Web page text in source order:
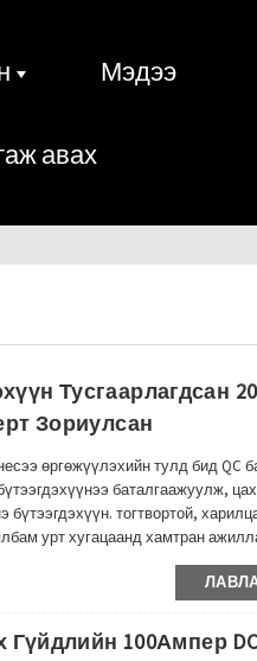
Мэдээ
авах
Тусгаарлагдсан
Зориулсан
өргөжүүлэхийн тулд бид QC
баталгаажуулж,
бүтээгдэхүүн. тогтвортой,
урт хугацаанд хамтран
ийн багт байцаагч нартай бөгөөд
Гүйдлийн 100Ампер